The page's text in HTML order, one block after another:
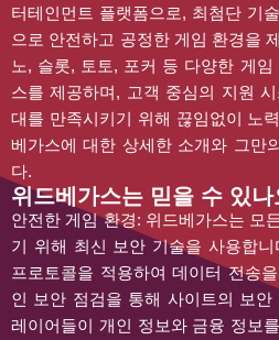
터테인먼트 플랫폼으로, 최첨단 기
으로 안전하고 공정한 게임 환경을
노, 슬롯, 토토, 포커 등 다양한 게
스를 제공하며, 고객 중심의 지원
대를 만족시키기 위해 끊임없이 노
베가스에 대한 상세한 소개와 그만
다.
위드베가스는 믿을 수 있나
안전한 게임 환경: 위드베가스는 모
기 위해 최신 보안 기술을 사용합
프로토콜을 적용하여 데이터 전송
인 보안 점검을 통해 사이트의 보
레이어들이 개인 정보와 금융 정보